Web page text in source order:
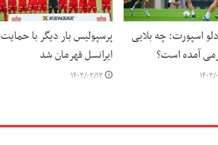
دلو اسپورت: چه بلایی
آمده است؟
۲۲
پرسپولیس بار دیگر با حمایت
ایرانسل قهرمان شد
۱۴۰۳/۰۳/۱۳